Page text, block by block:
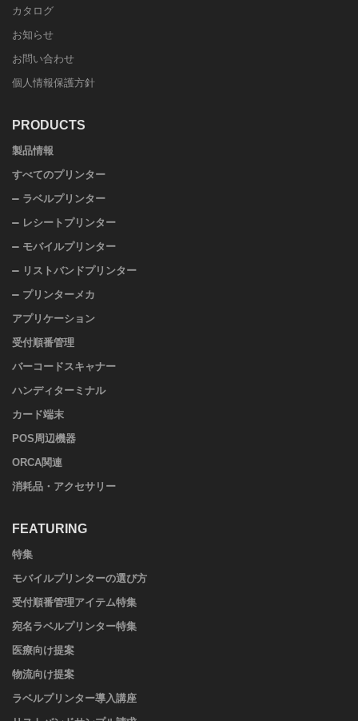
カタログ
お知らせ
お問い合わせ
個人情報保護方針
PRODUCTS
製品情報
すべてのプリンター
ラベルプリンター
レシートプリンター
モバイルプリンター
リストバンドプリンター
プリンターメカ
アプリケーション
受付順番管理
バーコードスキャナー
ハンディターミナル
カード端末
POS周辺機器
ORCA関連
消耗品・アクセサリー
FEATURING
特集
モバイルプリンターの選び方
受付順番管理アイテム特集
宛名ラベルプリンター特集
医療向け提案
物流向け提案
ラベルプリンター導入講座